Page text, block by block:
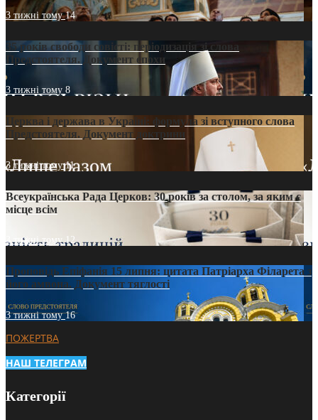
3 тижні тому14
35 років свободи совісті: періодизація зі слова
Предстоятеля. Документ епохи
3 тижні тому 8
Церква і держава в Україні: формула зі вступного слова
Предстоятеля. Документ доктрини
3 тижні тому11
Всеукраїнська Рада Церков: 30 років за столом, за яким є
місце всім
3 тижні тому12
Проповідь Епіфанія 15 липня: цитата Патріарха Філарета з
його амвона. Документ тяглості
3 тижні тому16
ПОЖЕРТВА
НАШ ТЕЛЕГРАМ
Категорії